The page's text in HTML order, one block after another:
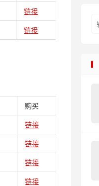
链接
链接
购买
链接
链接
链接
链接